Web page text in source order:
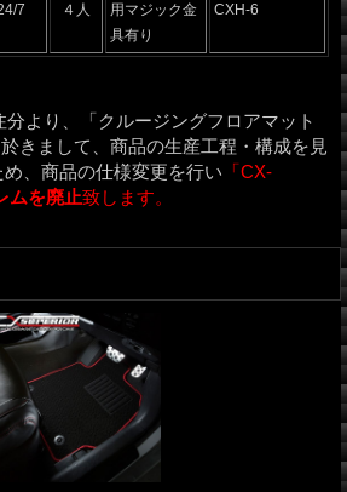
7 ４人
用マジック金
具有り
CXH-6
より、「クルージングフロアマット
きまして、商品の生産工程・構成を見
、商品の仕様変更を行い 「CX-
ムを廃止致します。